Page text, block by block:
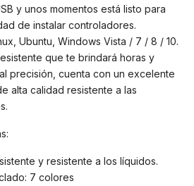
y unos momentos está listo para
de instalar controladores.
Ubuntu, Windows Vista / 7 / 8 / 10.
que te brindará horas y
precisión, cuenta con un excelente
alta calidad resistente a las
y resistente a los líquidos.
7 colores